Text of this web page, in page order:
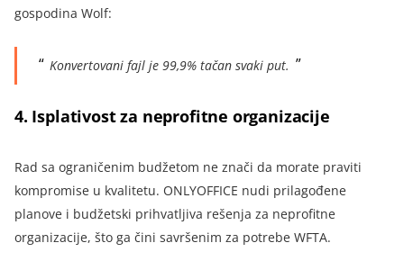
gospodina Wolf:
Konvertovani fajl je 99,9% tačan svaki put.
4. Isplativost za neprofitne organizacije
Rad sa ograničenim budžetom ne znači da morate praviti
kompromise u kvalitetu. ONLYOFFICE nudi prilagođene
planove i budžetski prihvatljiva rešenja za neprofitne
organizacije, što ga čini savršenim za potrebe WFTA.